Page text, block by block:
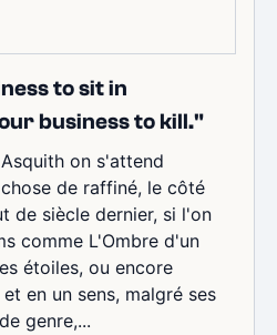
to sit in
business to kill."
on s'attend
de raffiné, le côté
de siècle dernier, si l'on
comme L'Ombre d'un
étoiles, ou encore
en un sens, malgré ses
genre,...